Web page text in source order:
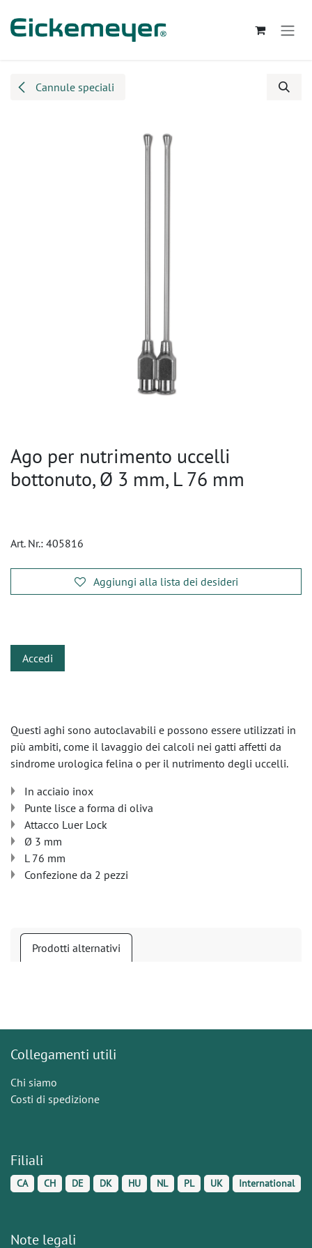
Cannule speciali
Ago per nutrimento uccelli
bottonuto, Ø 3 mm, L 76 mm
Art. Nr.: 405816
Aggiungi alla lista dei desideri
Accedi
Questi aghi sono autoclavabili e possono essere utilizzati in
più ambiti, come il lavaggio dei calcoli nei gatti affetti da
sindrome urologica felina o per il nutrimento degli uccelli.
In acciaio inox
Punte lisce a forma di oliva
Attacco Luer Lock
Ø 3 mm
L 76 mm
Confezione da 2 pezzi
Prodotti alternativi
Collegamenti utili
Chi siamo
Costi di spedizione
Filiali
CA CH DE DK HU NL PL UK International
Note legali